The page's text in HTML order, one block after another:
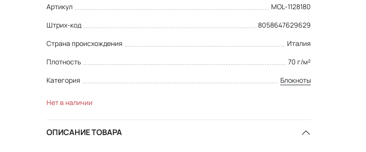
Артикул
MOL-1128180
Штрих-код
8058647629629
Страна происхождения
Италия
Плотность
70 г/м²
Категория
Блокноты
Нет в наличии
ОПИСАНИЕ ТОВАРА